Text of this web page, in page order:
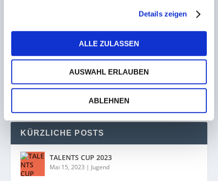
Details zeigen
ALLE ZULASSEN
AUSWAHL ERLAUBEN
ABLEHNEN
Neuzugang und Vertragsverlängerungen! HG
Fans
KÜRZLICHE POSTS
TALENTS CUP 2023
Mai 15, 2023 | Jugend